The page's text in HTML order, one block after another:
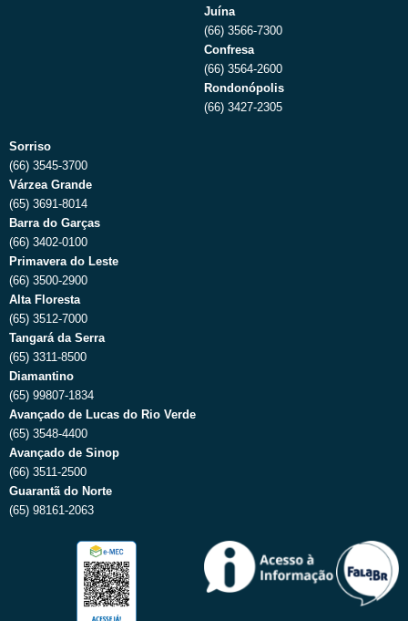
Juína
(66) 3566-7300
Confresa
(66) 3564-2600
Rondonópolis
(66) 3427-2305
Sorriso
(66) 3545-3700
Várzea Grande
(65) 3691-8014
Barra do Garças
(66) 3402-0100
Primavera do Leste
(66) 3500-2900
Alta Floresta
(65) 3512-7000
Tangará da Serra
(65) 3311-8500
Diamantino
(65) 99807-1834
Avançado de Lucas do Rio Verde
(65) 3548-4400
Avançado de Sinop
(66) 3511-2500
Guarantã do Norte
(65) 98161-2063